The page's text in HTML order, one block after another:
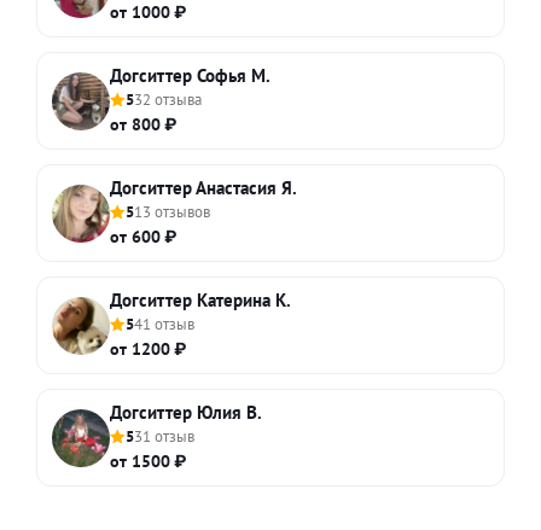
от 1000 ₽
Догситтер Софья М.
532 отзыва
от 800 ₽
Догситтер Анастасия Я.
513 отзывов
от 600 ₽
Догситтер Катерина К.
541 отзыв
от 1200 ₽
Догситтер Юлия В.
531 отзыв
от 1500 ₽